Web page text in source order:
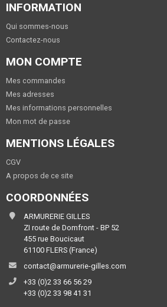
INFORMATION
Qui sommes-nous
Contactez-nous
MON COMPTE
Mes commandes
Mes adresses
Mes informations personnelles
Mon mot de passe
MENTIONS LÉGALES
CGV
A propos de ce site
COORDONNÉES
ARMURERIE GILLES
ZI route de Domfront - BP 52
455 rue Boucicaut
61100 FLERS (France)
contact@armurerie-gilles.com
+33 (0)2 33 66 56 29
+33 (0)2 33 98 41 31